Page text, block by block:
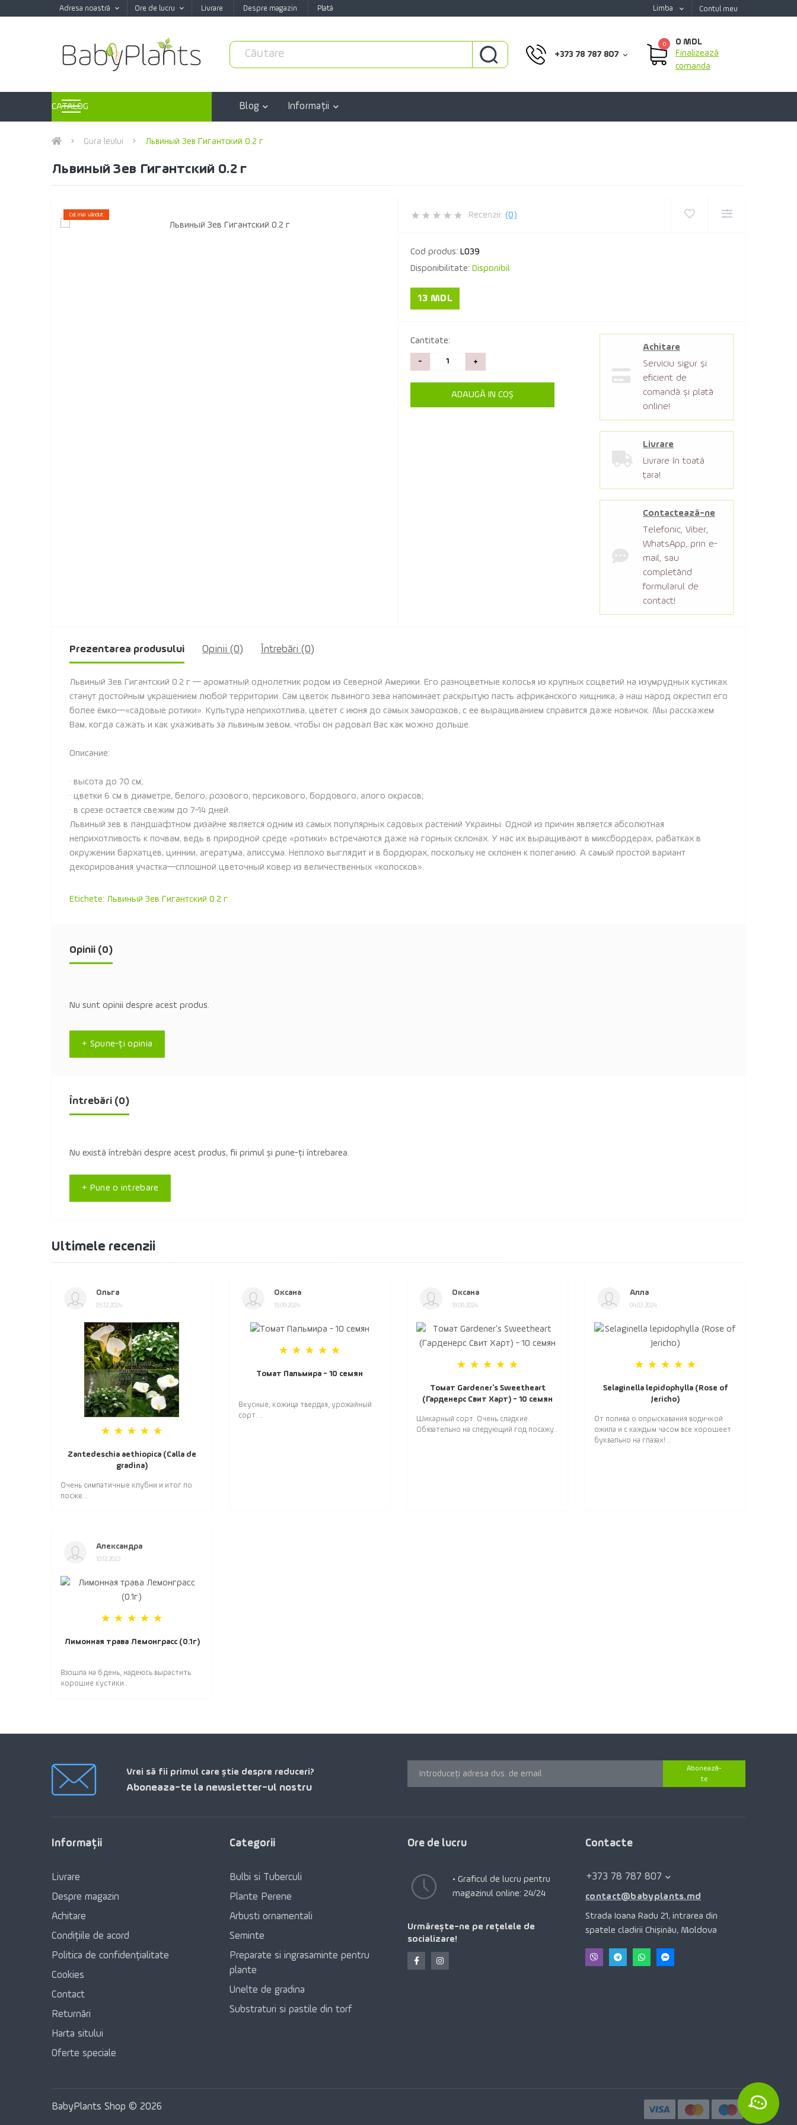
Adresa noastră Ore de lucru Livrare Despre magazin Plată Limba Contul meu
+373 78 787 807
0
0 MDL
Finalizează
comanda
CATALOG Blog Informaţii
Gura leului Львиный Зев Гигантский 0.2 г
Львиный Зев Гигантский 0.2 г
Cel mai vândut Recenzii: (0)
Cod produs: L039
Disponibilitate: Disponibil
13 MDL
Cantitate:
- +
ADAUGĂ IN COŞ
Achitare
Serviciu sigur şi
eficient de
comandă şi plată
online!
Livrare
Livrare în toată
țara!
Contactează-ne
Telefonic, Viber,
WhatsApp, prin e-
mail, sau
completând
formularul de
contact!
Prezentarea produsului Opinii (0) Întrebări (0)
Львиный Зев Гигантский 0.2 г — ароматный однолетник родом из Северной Америки. Его разноцветные колосья из крупных соцветий на изумрудных кустиках
станут достойным украшением любой территории. Сам цветок львиного зева напоминает раскрытую пасть африканского хищника, а наш народ окрестил его
более ёмко—«садовые ротики». Культура неприхотлива, цветет с июня до самых заморозков, с ее выращиванием справится даже новичок. Мы расскажем
Вам, когда сажать и как ухаживать за львиным зевом, чтобы он радовал Вас как можно дольше.
Описание:
· высота до 70 см;
· цветки 6 см в диаметре, белого, розового, персикового, бордового, алого окрасов;
· в срезе остается свежим до 7-14 дней.
Львиный зев в ландшафтном дизайне является одним из самых популярных садовых растений Украины. Одной из причин является абсолютная
неприхотливость к почвам, ведь в природной среде «ротики» встречаются даже на горных склонах. У нас их выращивают в миксбордерах, рабатках в
окружении бархатцев, циннии, агератума, алиссума. Неплохо выглядит и в бордюрах, поскольку не склонен к полеганию. А самый простой вариант
декорирования участка—сплошной цветочный ковер из величественных «колосков».
Etichete: Львиный Зев Гигантский 0.2 г
Opinii (0)
Nu sunt opinii despre acest produs.
+ Spune-ţi opinia
Întrebări (0)
Nu există întrebări despre acest produs, fii primul și pune-ți întrebarea.
+ Pune o intrebare
Ultimele recenzii
Ольга
05.12.2024
Zantedeschia aethiopica (Calla de
gradina)
Очень симпатичные клубни и итог по
посже...
Оксана
19.09.2024
Томат Пальмира - 10 семян
Вкусные, кожица твердая, урожайный
сорт. ..
Оксана
19.09.2024
Томат Gardener's Sweetheart
(Гарденерс Свит Харт) - 10 семян
Шикарный сорт. Очень сладкие.
Обязательно на следующий год посажу..
Алла
04.03.2024
Selaginella lepidophylla (Rose of
Jericho)
От полива о опрыскавания водичкой
ожила и с каждым часом все хорошеет
буквально на глазах! ..
Александра
10.12.2023
Лимонная трава Лемонграсс (0.1г)
Взошла на 6 день, надеюсь вырастить
хорошие кустики..
Vrei să fii primul care știe despre reduceri?
Aboneaza-te la newsletter-ul nostru
Abonează-
te
Informaţii
Livrare
Despre magazin
Achitare
Condițiile de acord
Politica de confidențialitate
Cookies
Contact
Returnări
Harta sitului
Oferte speciale
Categorii
Bulbi si Tuberculi
Plante Perene
Arbusti ornamentali
Seminte
Preparate si ingrasaminte pentru
plante
Unelte de gradina
Substraturi si pastile din torf
Ore de lucru
• Graficul de lucru pentru
magazinul online: 24/24
Urmărește-ne pe rețelele de
socializare!
Contacte
+373 78 787 807
contact@babyplants.md
Strada Ioana Radu 21, intrarea din
spatele cladirii Chișinău, Moldova
BabyPlants Shop © 2026